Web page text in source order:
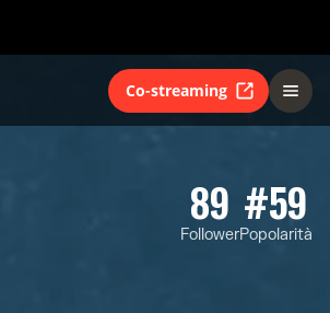
Co-streaming
89
Follower
#59
Popolarità